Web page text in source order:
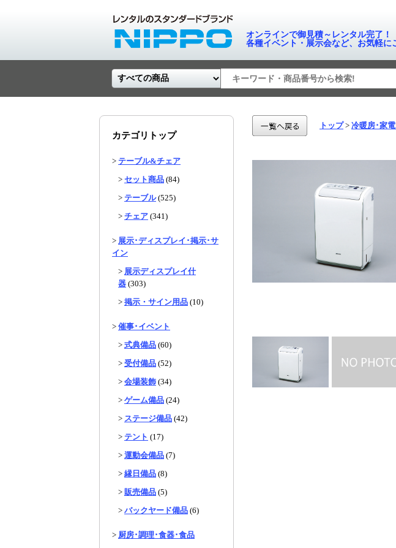
オンラインで御見積～レンタル完了！
各種イベント・展示会など、お気軽に
カテゴリトップ
> テーブル&チェア
> セット商品 (84)
> テーブル(525)
> チェア (341)
> 展示･ディスプレイ･掲示･サ
イン
> 展示ディスプレイ什
器 (303)
> 掲示・サイン用品 (10)
> 催事･イベント
> 式典備品 (60)
> 受付備品 (52)
> 会場装飾 (34)
> ゲーム備品 (24)
> ステージ備品 (42)
> テント (17)
> 運動会備品 (7)
> 縁日備品 (8)
> 販売備品 (5)
> バックヤード備品 (6)
> 厨房･調理･食器･食品
トップ 冷暖房･家